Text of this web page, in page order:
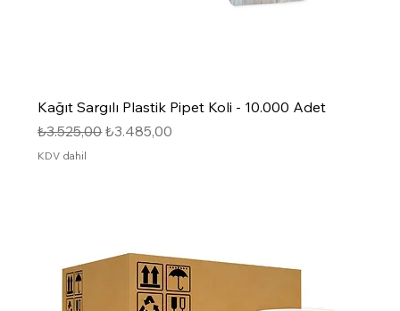
Kağıt Sargılı Plastik Pipet Koli - 10.000 Adet
Normal Fiyat
₺3.525,00İndirimli Fiyat
₺3.485,00
KDV dahil